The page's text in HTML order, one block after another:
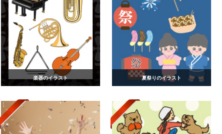
楽器のイラスト 夏祭りのイラスト